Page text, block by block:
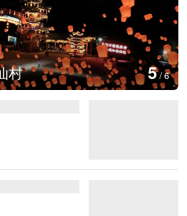
图集
上海：七彩稻田
6/6